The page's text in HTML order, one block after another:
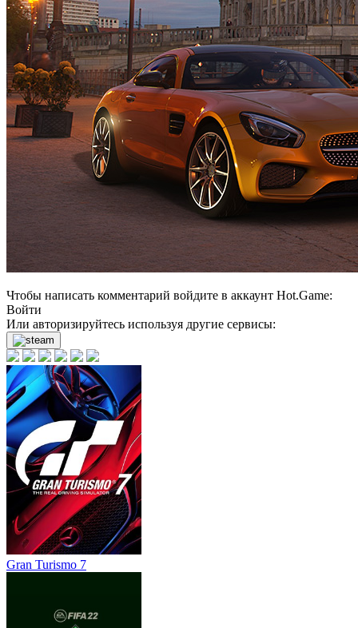
Чтобы написать комментарий войдите в аккаунт Hot.Game:
Войти
Или авторизируйтесь используя другие сервисы:
Gran Turismo 7